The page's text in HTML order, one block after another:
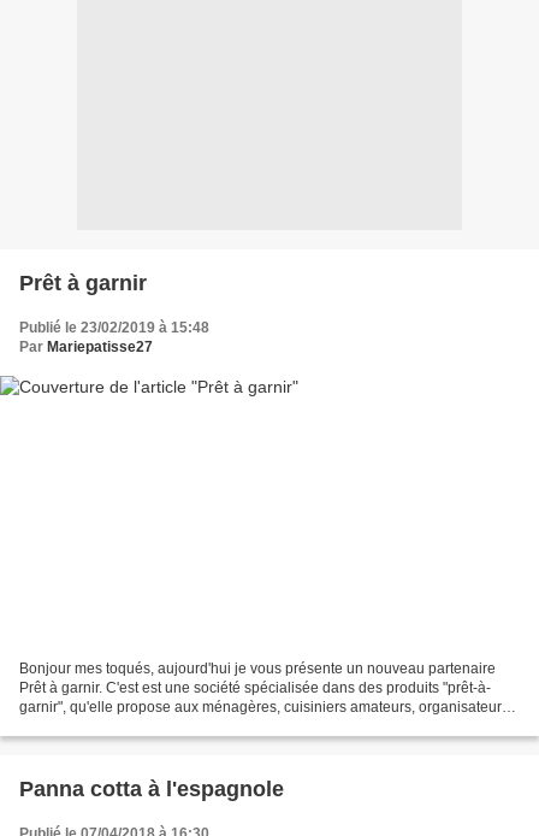
Prêt à garnir
Publié le 23/02/2019 à 15:48
Par Mariepatisse27
Bonjour mes toqués, aujourd'hui je vous présente un nouveau partenaire
Prêt à garnir. C'est est une société spécialisée dans des produits "prêt-à-
garnir", qu'elle propose aux ménagères, cuisiniers amateurs, organisateurs
Panna cotta à l'espagnole